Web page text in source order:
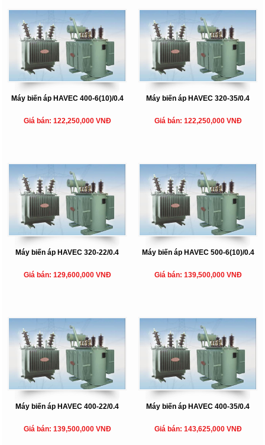
Máy biến áp HAVEC 400-6(10)/0.4
Giá bán: 122,250,000 VNĐ
Máy biến áp HAVEC 320-35/0.4
Giá bán: 122,250,000 VNĐ
Máy biến áp HAVEC 320-22/0.4
Giá bán: 129,600,000 VNĐ
Máy biến áp HAVEC 500-6(10)/0.4
Giá bán: 139,500,000 VNĐ
Máy biến áp HAVEC 400-22/0.4
Giá bán: 139,500,000 VNĐ
Máy biến áp HAVEC 400-35/0.4
Giá bán: 143,625,000 VNĐ